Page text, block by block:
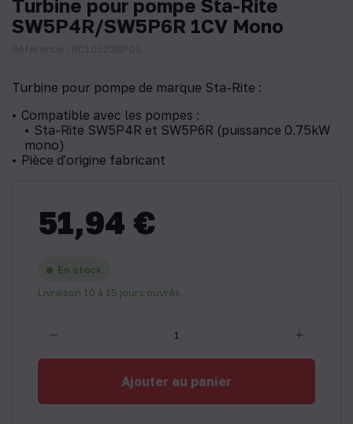
Turbine pour pompe Sta-Rite
SW5P4R/SW5P6R 1CV Mono
Turbine pour pompe de marque Sta-Rite :
Compatible avec les pompes :
Sta-Rite SW5P4R et SW5P6R (puissance 0.75kW
mono)
Pièce d'origine fabricant
51,94 €
En stock
Livraison 10 à 15 jours ouvrés
Ajouter au panier